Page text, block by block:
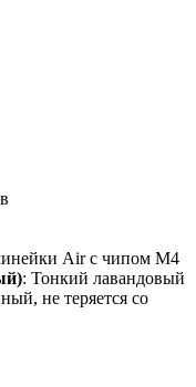
Air с чипом M4
: Тонкий лавандовый
не теряется со